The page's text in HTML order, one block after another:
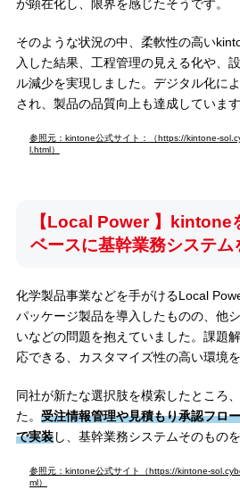
が顕在化し、限界を感じたそうです。
そのような状況の中、柔軟性の高い
入した結果、工程管理の見える化や、
ル減少を実現しました。デジタル化に
され、製品の品質向上も達成しています
参照元：kintone公式サイト：（https://kintone-
l.html）
【Local Power 】kintone
ベースに基幹業務システム
化学製品事業などを手がけるLocal
パッケージ製品を導入したものの、他
いなどの問題を抱えていました。課題
応できる、カスタマイズ性の高い環境
同社が新たな選択肢を模索したところ
た。 受注情報管理や見積もり承認フロ
で実装し、基幹業務システムそのもの
参照元：kintone公式サイト（https://kintone-
ml）